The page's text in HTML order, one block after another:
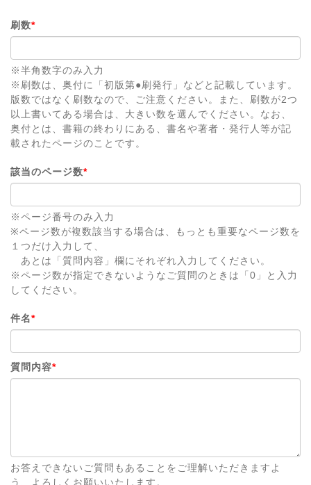
刷数*
※半角数字のみ入力
※刷数は、奥付に「初版第●刷発行」などと記載しています。
版数ではなく刷数なので、ご注意ください。また、刷数が2つ
以上書いてある場合は、大きい数を選んでください。なお、
奥付とは、書籍の終わりにある、書名や著者・発行人等が記
載されたページのことです。
該当のページ数*
※ページ番号のみ入力
※ページ数が複数該当する場合は、もっとも重要なページ数を
１つだけ入力して、
あとは「質問内容」欄にそれぞれ入力してください。
※ページ数が指定できないようなご質問のときは「0」と入力
してください。
件名*
質問内容*
お答えできないご質問もあることをご理解いただきますよ
う、よろしくお願いいたします。